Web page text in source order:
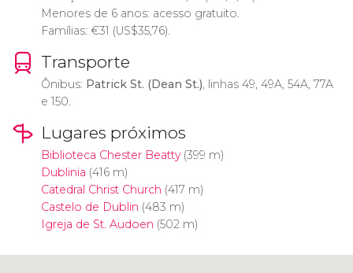
Menores de 6 anos: acesso gratuito.
Famílias: €31 (US$35,76).
Transporte
Ônibus: Patrick St. (Dean St.), linhas 49, 49A, 54A, 77A
e 150.
Lugares próximos
Biblioteca Chester Beatty(399 m)
Dublinia (416 m)
Catedral Christ Church (417 m)
Castelo de Dublin (483 m)
Igreja de St. Audoen (502 m)